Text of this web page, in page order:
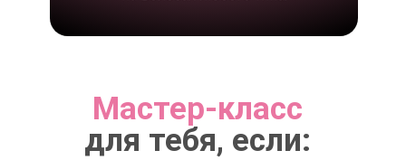
Мастер-класс
для тебя, если: